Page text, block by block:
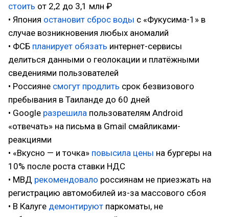
стоить от 2,2 до 3,1 млн ₽
• Япония остановит сброс воды с «Фукусима-1» в
случае возникновения любых аномалий
• ФСБ планирует обязать интернет-сервисы
делиться данными о геолокации и платёжными
сведениями пользователей
• Россияне смогут продлить срок безвизового
пребывания в Таиланде до 60 дней
• Google разрешила пользователям Android
«отвечать» на письма в Gmail смайликами-
реакциями
• «Вкусно — и точка» повысила цены на бургеры на
10% после роста ставки НДС
• МВД рекомендовало россиянам не приезжать на
регистрацию автомобилей из-за массового сбоя
• В Калуге демонтируют паркоматы, не